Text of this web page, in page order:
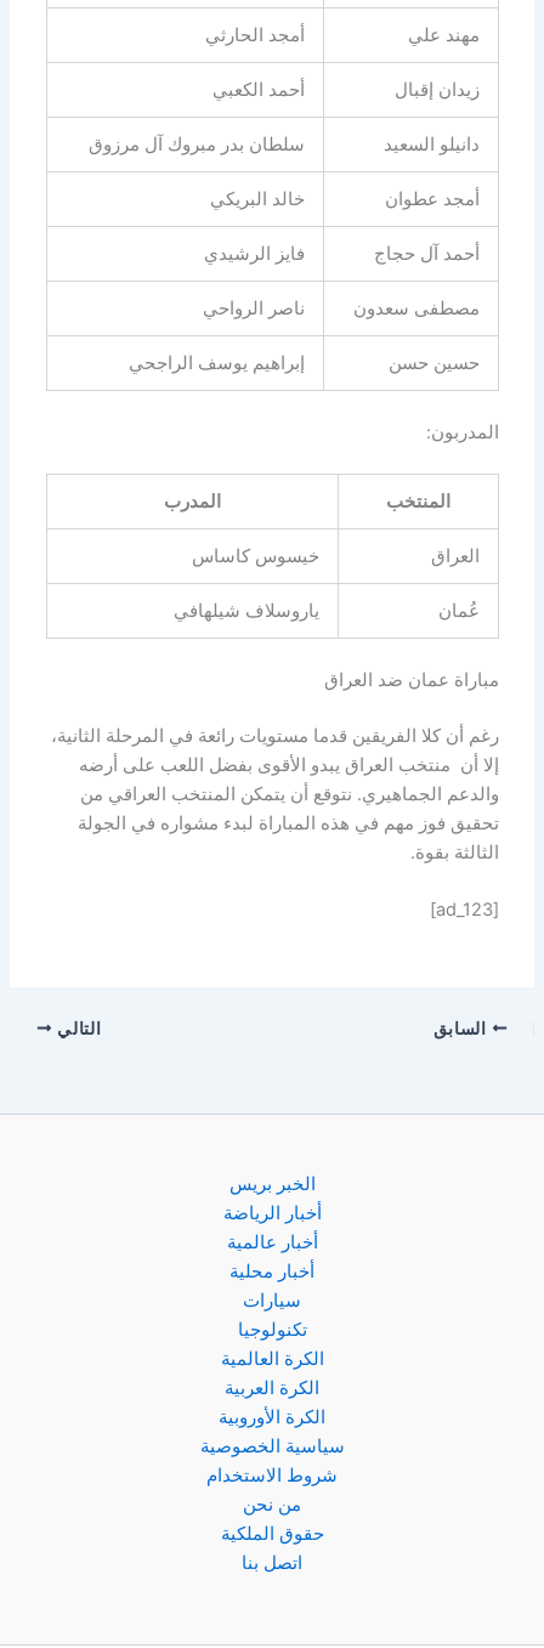
مهند علي أمجد الحارثي
زيدان إقبال أحمد الكعبي
دانيلو السعيد سلطان بدر مبروك آل مرزوق
أمجد عطوان خالد البريكي
أحمد آل حجاج فايز الرشيدي
مصطفى سعدون ناصر الرواحي
حسين حسن إبراهيم يوسف الراجحي
المدربون:
المنتخب المدرب
العراق خيسوس كاساس
عُمان ياروسلاف شيلهافي
مباراة عمان ضد العراق
رغم أن كلا الفريقين قدما مستويات رائعة في المرحلة الثانية،
إلا أن منتخب العراق يبدو الأقوى بفضل اللعب على أرضه
والدعم الجماهيري. نتوقع أن يتمكن المنتخب العراقي من
تحقيق فوز مهم في هذه المباراة لبدء مشواره في الجولة
الثالثة بقوة.
[ad_123]
السابق التالي
الخبر بريس
أخبار الرياضة
أخبار عالمية
أخبار محلية
سيارات
تكنولوجيا
الكرة العالمية
الكرة العربية
الكرة الأوروبية
سياسية الخصوصية
شروط الاستخدام
من نحن
حقوق الملكية
اتصل بنا